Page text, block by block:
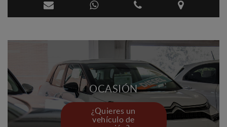
OCASIÓN
¿Quieres un
vehículo de